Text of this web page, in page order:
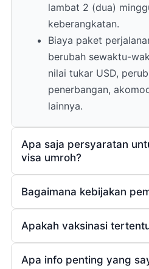
lambat 2 (dua)
keberangkatan.
Biaya paket
berubah sewaktu-
nilai tukar USD,
penerbangan,
lainnya.
Apa saja persyaratan
visa umroh?
Bagaimana kebijakan
Apakah vaksinasi
Apa info penting yang